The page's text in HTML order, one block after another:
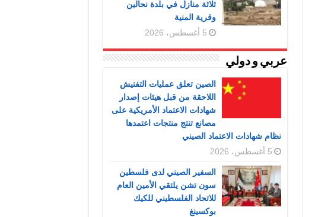
ثلاثة منازل في بلدة نحالين
وقرية المنية
5 أغسطس، 2026
عربي و دولي
الصين تعلق عمليات التفتيش
اللاحقة من قبل هيئات إصدار
شهادات الاعتماد الأمريكية على
مصانع تنتج منتجات اعتمدها
نظام شهادات الاعتماد الصيني
5 أغسطس، 2026
السفير الصيني لدى فلسطين
سون تشن يلتقي الأمين العام
للاتحاد الفلسطيني للكيك
بوكسينغ